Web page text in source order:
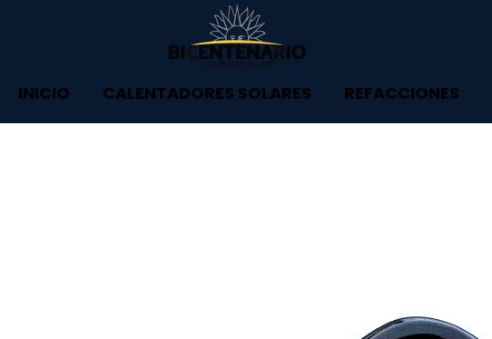
INICIO CALENTADORES SOLARES REFACCIONES